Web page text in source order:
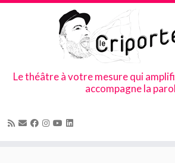
Le théâtre à votre mesure qui
accompagne la